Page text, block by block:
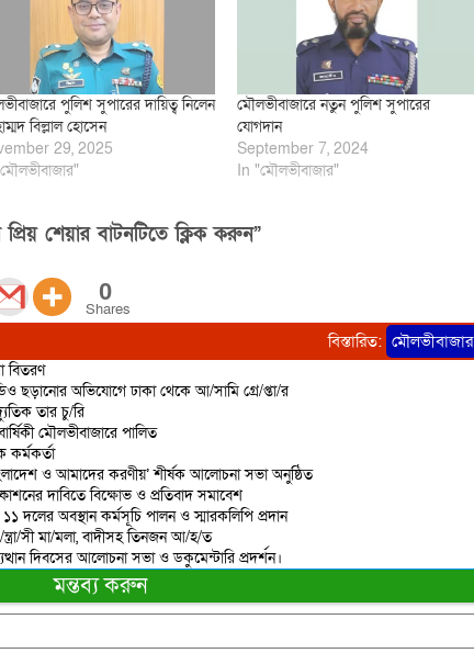
পুলিশ সুপারের দায়িত্ব নিলেন
বিল্লাল হোসেন
29, 2025
মৌলভীবাজারে নতুন পুলিশ সুপারের
যোগদান
September 7, 2024
In "মৌলভীবাজার"
শেয়ার বাটনটিতে ক্লিক করুন”
0
Shares
বিস্তারিত: মৌলভীবাজার
বিতরণ
ছড়ানোর অভিযোগে ঢাকা থেকে আ/সামি গ্রে/প্তা/র
তার চু/রি
মৌলভীবাজারে পালিত
কর্মকর্তা
ও আমাদের করণীয়’ শীর্ষক আলোচনা সভা অনুষ্ঠিত
দাবিতে বিক্ষোভ ও প্রতিবাদ সমাবেশ
দলের অবস্থান কর্মসূচি পালন ও স্মারকলিপি প্রদান
সী মা/মলা, বাদীসহ তিনজন আ/হ/ত
দিবসের আলোচনা সভা ও ডকুমেন্টারি প্রদর্শন।
মন্তব্য করুন